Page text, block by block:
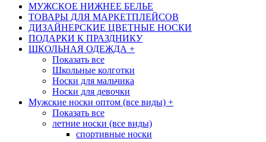
МУЖСКОЕ НИЖНЕЕ БЕЛЬЕ
ТОВАРЫ ДЛЯ МАРКЕТПЛЕЙСОВ
ДИЗАЙНЕРСКИЕ ЦВЕТНЫЕ НОСКИ
ПОДАРКИ К ПРАЗДНИКУ
ШКОЛЬНАЯ ОДЕЖДА +
Показать все
Школьные колготки
Носки для мальчика
Носки для девочки
Мужские носки оптом (все виды) +
Показать все
летние носки (все виды)
спортивные носки